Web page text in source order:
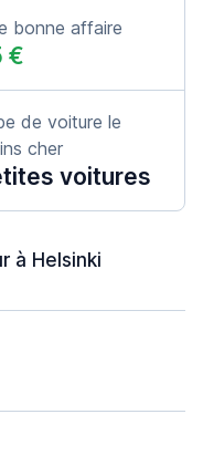
bonne affaire
€
de voiture le
cher
voitures
à Helsinki